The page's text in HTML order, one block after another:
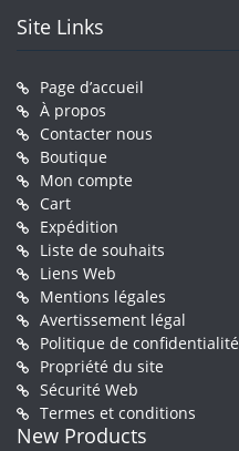
Site Links
Page d’accueil
À propos
Contacter nous
Boutique
Mon compte
Cart
Expédition
Liste de souhaits
Liens Web
Mentions légales
Avertissement légal
Politique de confidentialité
Propriété du site
Sécurité Web
Termes et conditions
New Products